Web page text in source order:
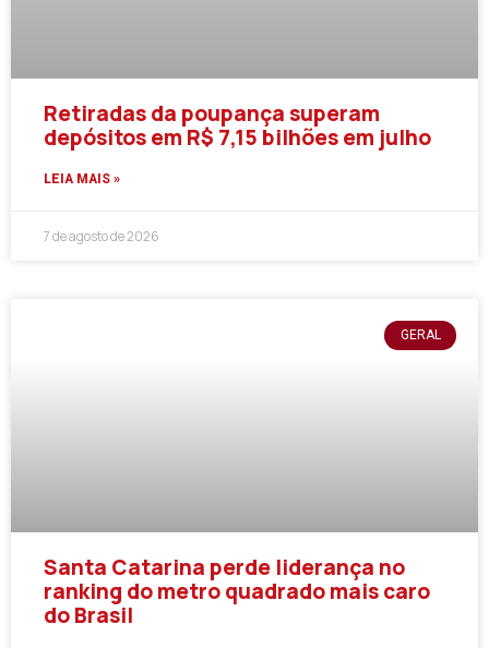
Retiradas da poupança superam
depósitos em R$ 7,15 bilhões em julho
LEIA MAIS »
7 de agosto de 2026
GERAL
Santa Catarina perde liderança no
ranking do metro quadrado mais caro
do Brasil